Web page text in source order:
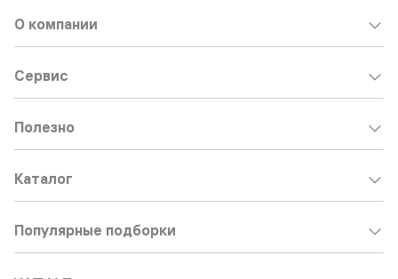
О компании
Сервис
Полезно
Каталог
Популярные подборки